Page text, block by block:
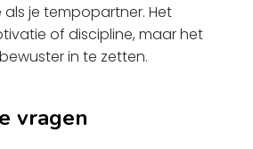
als je tempopartner. Het
of discipline, maar het
in te zetten.
vragen